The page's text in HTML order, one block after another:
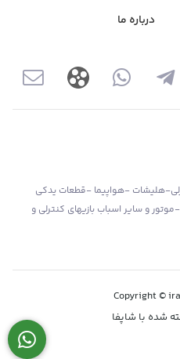
درباره ما
هلیشات -هواپیما -قطعات یدکی
و سایر اسباب بازیهای کنترلی و
Copyright ©
شده با شاپفا